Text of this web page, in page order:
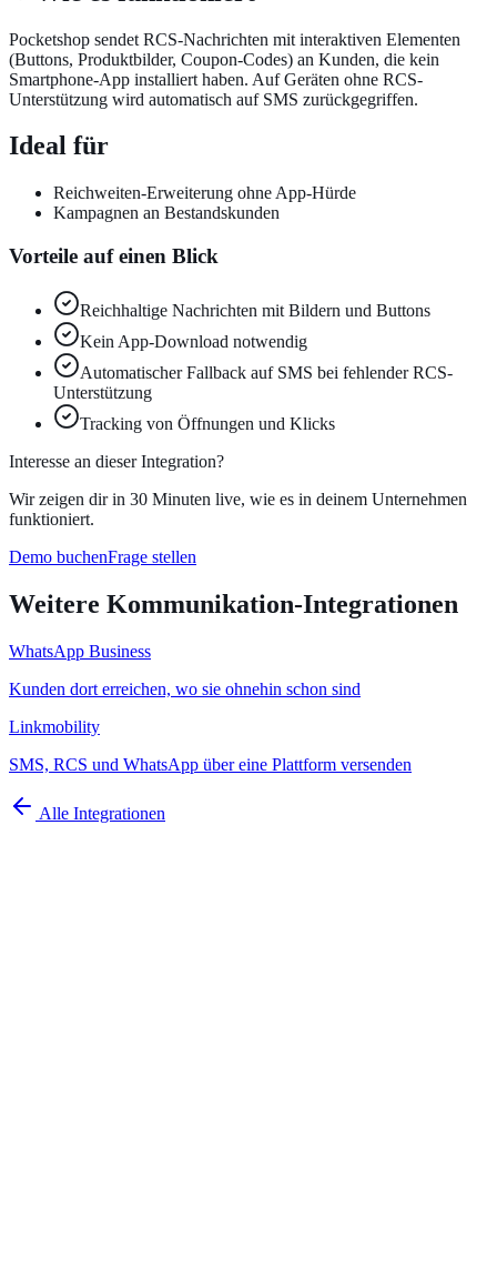
Pocketshop sendet RCS-Nachrichten mit interaktiven Elementen
(Buttons, Produktbilder, Coupon-Codes) an Kunden, die kein
Smartphone-App installiert haben. Auf Geräten ohne RCS-
Unterstützung wird automatisch auf SMS zurückgegriffen.
Ideal für
Reichweiten-Erweiterung ohne App-Hürde
Kampagnen an Bestandskunden
Vorteile auf einen Blick
Reichhaltige Nachrichten mit Bildern und Buttons
Kein App-Download notwendig
Automatischer Fallback auf SMS bei fehlender RCS-
Unterstützung
Tracking von Öffnungen und Klicks
Interesse an dieser Integration?
Wir zeigen dir in 30 Minuten live, wie es in deinem Unternehmen
funktioniert.
Demo buchenFrage stellen
Weitere Kommunikation-Integrationen
WhatsApp Business
Kunden dort erreichen, wo sie ohnehin schon sind
Linkmobility
SMS, RCS und WhatsApp über eine Plattform versenden
Alle Integrationen